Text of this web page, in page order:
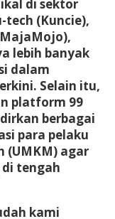
di sektor
(Kuncie),
lebih banyak
dalam
Selain itu,
platform 99
berbagai
para pelaku
(UMKM) agar
tengah
kami